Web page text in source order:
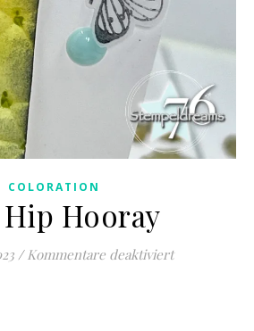
COLORATION
Hooray
/ Kommentare deaktiviertfür Hip Hip